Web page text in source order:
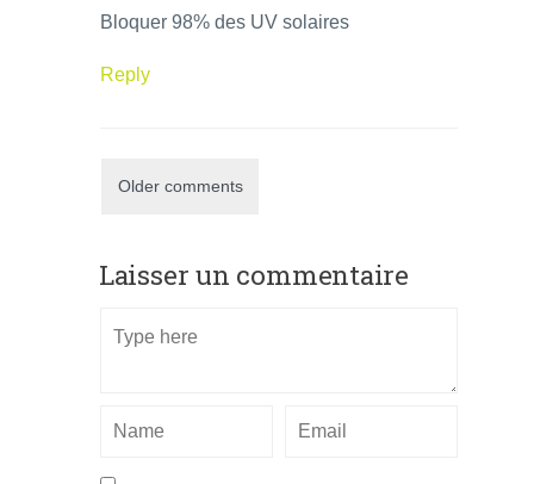
Bloquer 98% des UV solaires
Reply
Older comments
Laisser un commentaire